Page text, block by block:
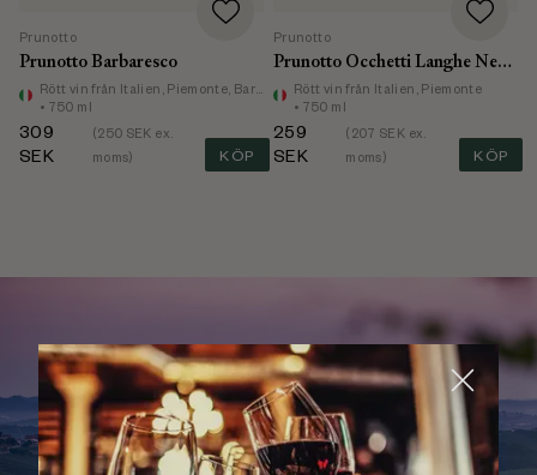
Prunotto
Prunotto Barbaresco
Rött vin från Italien, Piemonte, Barbaresco
• 750 ml
309
SEK
(250 SEK ex.
moms)
KÖP
Prunotto
Prunotto Occhetti Langhe Nebbiolo
Rött vin från Italien, Piemonte
• 750 ml
259
SEK
( 207 SEK ex.
moms)
KÖP